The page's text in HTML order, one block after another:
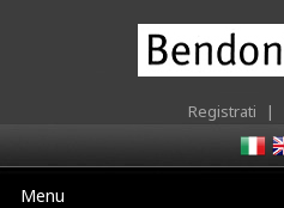
Registrati |
Menu